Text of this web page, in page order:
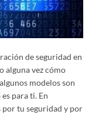
de seguridad en
alguna vez cómo
modelos son
para ti. En
tu seguridad y por